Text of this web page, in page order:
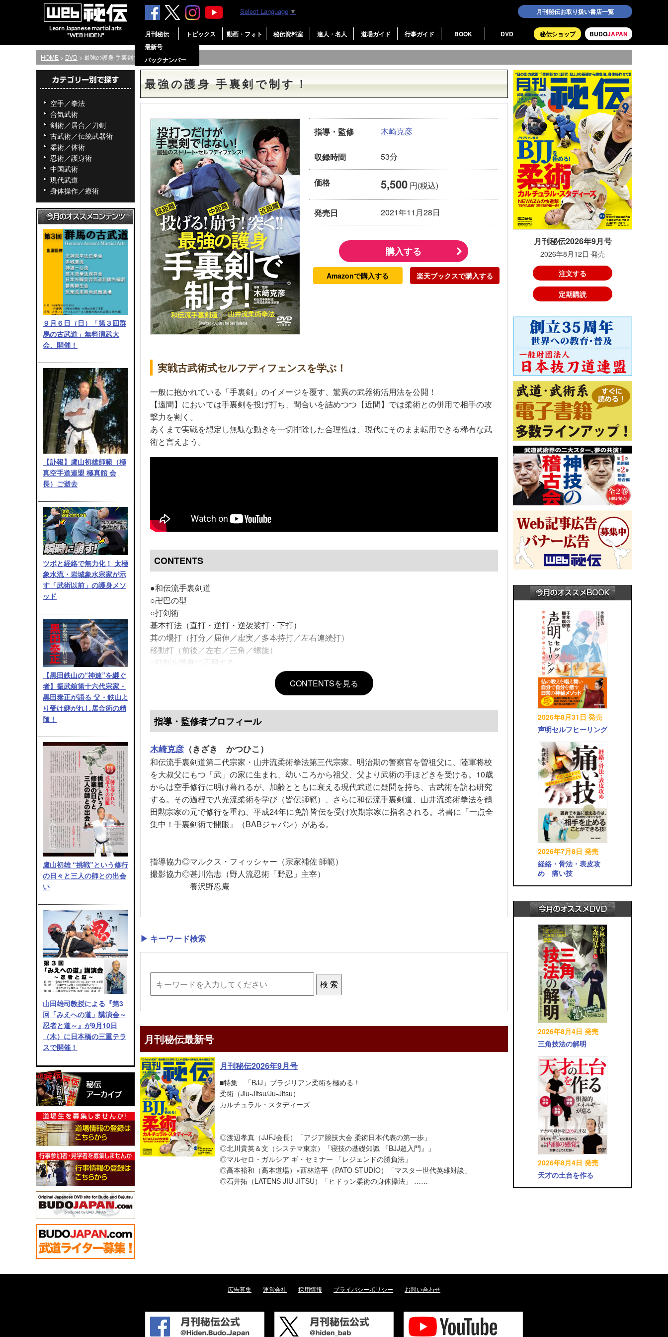
Learn Japanese martial arts
"WEB HIDEN"
月刊秘伝お取り扱い書店一覧
BUDOJAPAN
秘伝ショップ
月刊秘伝
最新号
バックナンバー
トピックス 動画・フォト 秘伝資料室 達人・名人 道場ガイド 行事ガイド BOOK DVD
Select Language ▼
HOME > DVD > 最強の護身 手裏剣で制す！
空手／拳法
合気武術
剣術／居合／刀剣
古武術／伝統武器術
柔術／体術
忍術／護身術
中国武術
現代武道
身体操作／療術
９月６日（日）「第３回群
馬の古武道」無料演武大
会、開催！
【訃報】盧山初雄師範（極
真空手道連盟 極真館 会
長）ご逝去
ツボと経絡で無力化！ 太極
象水流・岩城象水宗家が示
す「武術以前」の護身メソ
ッド
【黒田鉄山の“神速”を継ぐ
者】振武舘第十六代宗家・
黒田泰正が語る 父・鉄山よ
り受け継がれし居合術の精
髄！
盧山初雄 “挑戦”という修行
の日々と三人の師との出会
い
山田雄司教授による『第3
回「みえへの道」講演会～
忍者と道～』が9月10日
（木）に日本橋の三重テラ
スで開催！
最強の護身 手裏剣で制す！
指導・監修 木崎克彦
収録時間 53分
価格 5,500 円(税込)
発売日 2021年11月28日
購入する
Amazonで購入する 楽天ブックスで購入する
実戦古武術式セルフディフェンスを学ぶ！
一般に抱かれている「手裏剣」のイメージを覆す、驚異の武器術活用法を公開！
【遠間】においては手裏剣を投げ打ち、間合いを詰めつつ【近間】では柔術との併用で相手の攻
撃力を割く。
あくまで実戦を想定し無駄な動きを一切排除した合理性は、現代にそのまま転用できる稀有な武
術と言えよう。
CONTENTS
●和伝流手裏剣道
○卍巴の型
○打剣術
基本打法（直打・逆打・逆袈裟打・下打）
其の場打（打分／屈伸／虚実／多本持打／左右連続打）
移動打（前後／左右／三角／螺旋）
○打剣を護身に応用する
打剣から掌剣（両手持ち）／掌剣から打剣（片手持ち）／
○掌剣を護身に応用する
○六種類の受けと攻撃
外払いと掛け受け／内払いと掬い受け／
上受けと押受け／崩卍巴の構えからの変化／
正面から取られた時 捉えられた時の攻撃
◎武器術 ◎短棒術 ◎防御技と柔技 ◎護身之棒
◎不殺消闘と殺活自在
CONTENTSを見る
指導・監修者プロフィール
木崎克彦 （きざき かつひこ）
和伝流手裏剣道第二代宗家・山井流柔術拳法第三代宗家。明治期の警察官を曽祖父に、陸軍将校
を大叔父にもつ「武」の家に生まれ、幼いころから祖父、父より武術の手ほどきを受ける。10歳
からは空手修行に明け暮れるが、加齢とともに衰える現代武道に疑問を持ち、古武術を訪ね研究
する。その過程で八光流柔術を学び（皆伝師範）、さらに和伝流手裏剣道、山井流柔術拳法を鶴
田勲宗家の元で修行を重ね、平成24年に免許皆伝を受け次期宗家に指名される。著書に『一点全
集中！手裏剣術で開眼』（BABジャパン）がある。
指導協力◎マルクス・フィッシャー（宗家補佐 師範）
撮影協力◎甚川浩志（野人流忍術「野忍」主宰）
養沢野忍庵
▶ キーワード検索
月刊秘伝最新号
月刊秘伝2026年9月号
■特集 「BJJ」ブラジリアン柔術を極める！
柔術（Jiu-Jitsu/Ju-Jitsu）
カルチュラル・スタディーズ
◎渡辺孝真（JJFJ会長）「アジア競技大会 柔術日本代表の第一歩」
◎北川貴英＆文（システマ東京）「寝技の基礎知識 『BJJ超入門』」
◎マルセロ・ガルシア ギ・セミナー 「レジェンドの勝負法」
◎高本裕和（高本道場）×西林浩平（PATO STUDIO）「マスター世代英雄対談」
◎石井拓（LATENS JIU JITSU）「ヒドゥン柔術の身体操法」 ……
月刊秘伝2026年9月号
2026年8月12日 発売
注文する
定期購読
2026年8月31日 発売
声明セルフヒーリング
2026年7月8日 発売
経絡・骨法・表皮攻
め 痛い技
2026年8月4日 発売
三角技法の解明
2026年8月4日 発売
天才の土台を作る
広告募集 運営会社 採用情報 プライバシーポリシー お問い合わせ